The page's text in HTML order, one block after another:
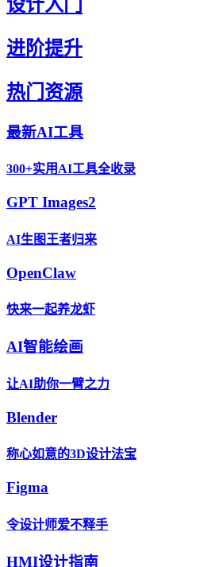
设计入门
进阶提升
热门资源
最新AI工具
300+实用AI工具全收录
GPT Images2
AI生图王者归来
OpenClaw
快来一起养龙虾
AI智能绘画
让AI助你一臂之力
Blender
称心如意的3D设计法宝
Figma
令设计师爱不释手
HMI设计指南